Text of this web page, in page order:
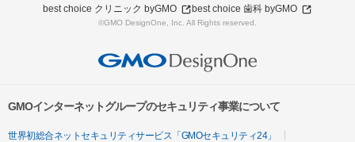
best choice クリニック byGMO
best choice 歯科 byGMO
©GMO DesignOne, Inc. All Rights reserved.
GMOインターネットグループのセキュリティ事業について
世界初総合ネットセキュリティサービス「GMOセキュリティ24」